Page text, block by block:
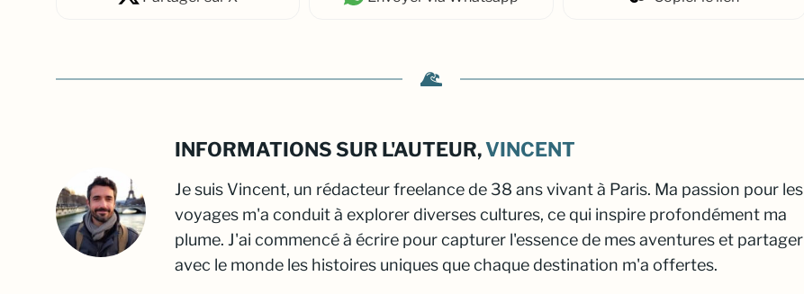
INFORMATIONS SUR L'AUTEUR,VINCENT
Je suis Vincent, un rédacteur freelance de 38 ans vivant à Paris. Ma passion pour les
voyages m'a conduit à explorer diverses cultures, ce qui inspire profondément ma
plume. J'ai commencé à écrire pour capturer l'essence de mes aventures et partager
avec le monde les histoires uniques que chaque destination m'a offertes.